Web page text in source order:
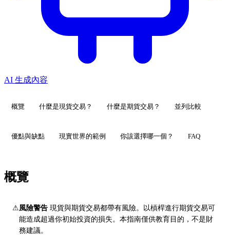
AI 生成內容
概覽 什麼是現貨交易？ 什麼是期貨交易？ 並列比較
優點與缺點 現實世界的範例 你該選擇哪一個？ FAQ
概覽
⚠風險警告 現貨與期貨交易都帶有風險。以槓桿進行期貨交易可
能造成超過你初始投資的損失。本指南僅供教育目的，不是財
務建議。